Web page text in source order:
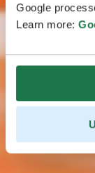
Google
Learn more: